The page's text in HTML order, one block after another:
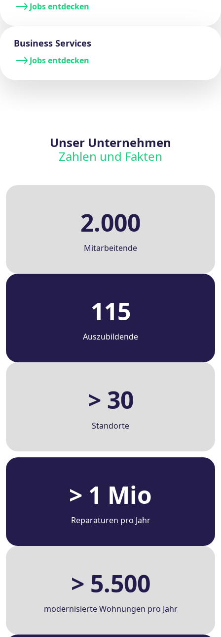
Jobs entdecken
Business Services
Jobs entdecken
Unser Unternehmen
Zahlen und Fakten
2.000
Mitarbeitende
115
Auszubildende
> 30
Standorte
> 1 Mio
Reparaturen pro Jahr
> 5.500
modernisierte Wohnungen pro Jahr